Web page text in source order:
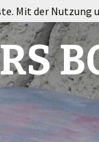
Mit der Nutzung